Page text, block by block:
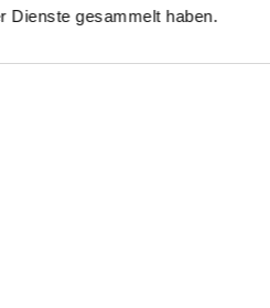
Dienste gesammelt haben.